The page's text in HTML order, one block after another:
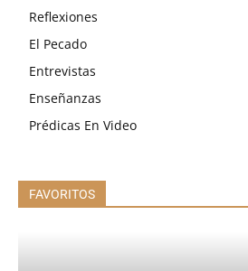
Reflexiones
El Pecado
Entrevistas
Enseñanzas
Prédicas En Video
FAVORITOS